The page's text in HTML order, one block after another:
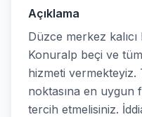
Açıklama
Düzce merkez
Konuralp beçi ve
hizmeti
noktasına en uygun
tercih etmelisiniz.